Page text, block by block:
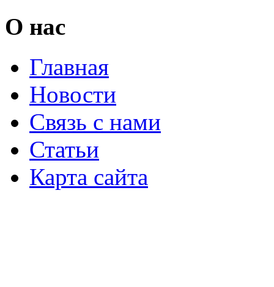
О нас
Главная
Новости
Связь с нами
Статьи
Карта сайта